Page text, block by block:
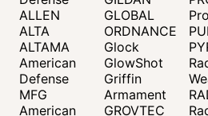
ALLEN
ALTA
ALTAMA
American
Defense
MFG
American
GLOBAL
ORDNANCE
Glock
GlowShot
Griffin
Armament
GROVTEC